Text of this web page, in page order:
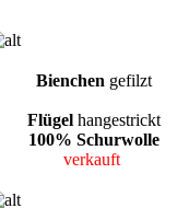
Bienchen gefilzt
Flügel hangestrickt
100% Schurwolle
verkauft